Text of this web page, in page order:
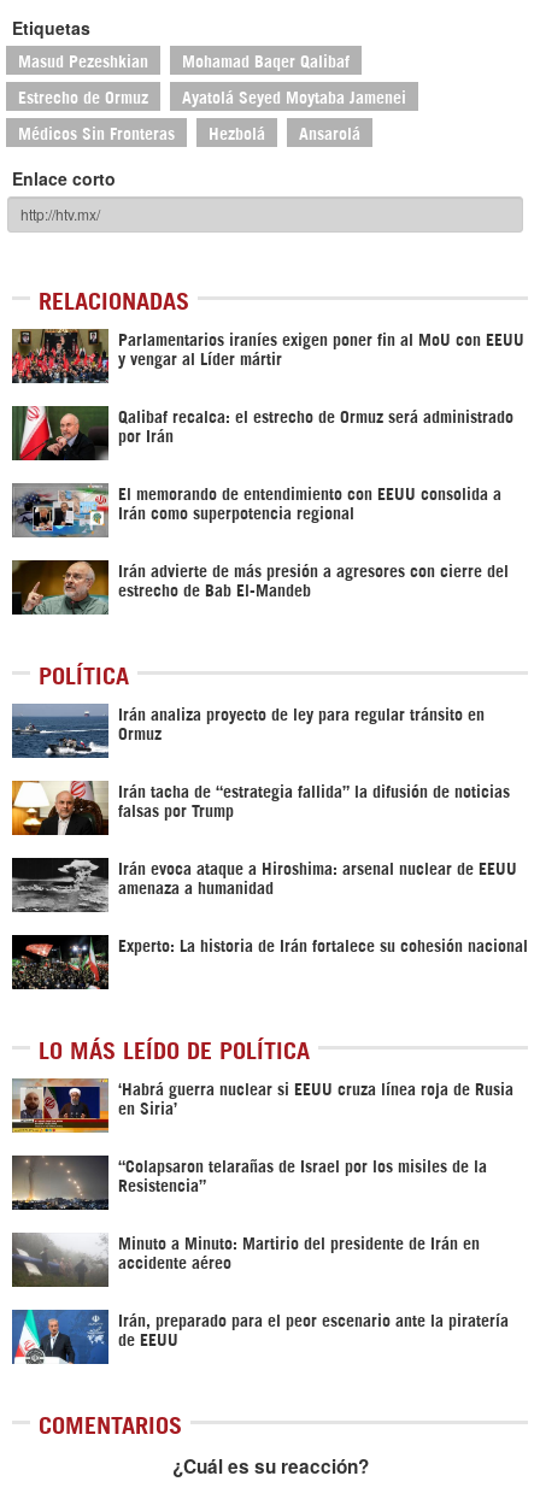
Etiquetas
Masud Pezeshkian Mohamad Baqer Qalibaf
Estrecho de Ormuz Ayatolá Seyed Moytaba Jamenei
Médicos Sin Fronteras Hezbolá Ansarolá
Enlace corto
RELACIONADAS
Parlamentarios iraníes exigen poner fin al MoU con EEUU
y vengar al Líder mártir
Qalibaf recalca: el estrecho de Ormuz será administrado
por Irán
El memorando de entendimiento con EEUU consolida a
Irán como superpotencia regional
Irán advierte de más presión a agresores con cierre del
estrecho de Bab El-Mandeb
POLÍTICA
Irán analiza proyecto de ley para regular tránsito en
Ormuz
Irán tacha de “estrategia fallida” la difusión de noticias
falsas por Trump
Irán evoca ataque a Hiroshima: arsenal nuclear de EEUU
amenaza a humanidad
Experto: La historia de Irán fortalece su cohesión nacional
LO MÁS LEÍDO DE POLÍTICA
‎‘Habrá guerra nuclear si EEUU cruza línea roja de Rusia
en Siria’‎
“Colapsaron telarañas de Israel por los misiles de la
Resistencia”
Minuto a Minuto: Martirio del presidente de Irán en
accidente aéreo
Irán, preparado para el peor escenario ante la piratería
de EEUU
COMENTARIOS